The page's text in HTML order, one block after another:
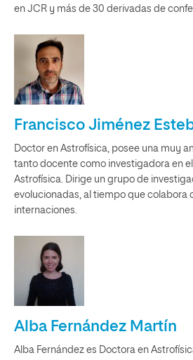
en JCR y más de 30 derivadas de
Francisco Jiménez
Doctor en Astrofísica, posee una muy
tanto docente como investigadora en
Astrofísica. Dirige un grupo de
evolucionadas, al tiempo que colabora
internaciones.
Alba Fernández Martín
Alba Fernández es Doctora en